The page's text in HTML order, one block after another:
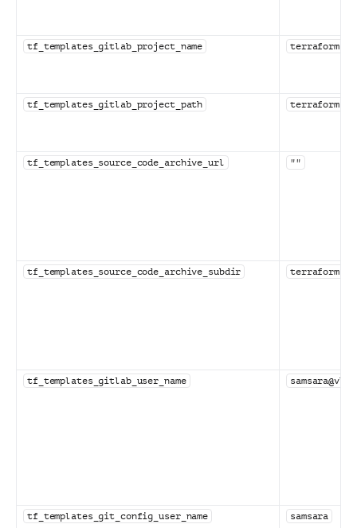
tf_templates_gitlab_project_name terraform
tf_templates_gitlab_project_path terraform
tf_templates_source_code_archive_url ""
tf_templates_source_code_archive_subdir terraform-
tf_templates_gitlab_user_name
tf_templates_git_config_user_name samsara